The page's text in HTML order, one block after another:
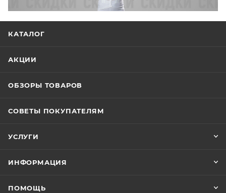
КАТАЛОГ
АКЦИИ
ОБЗОРЫ ТОВАРОВ
СОВЕТЫ ПОКУПАТЕЛЯМ
УСЛУГИ
ИНФОРМАЦИЯ
ПОМОЩЬ